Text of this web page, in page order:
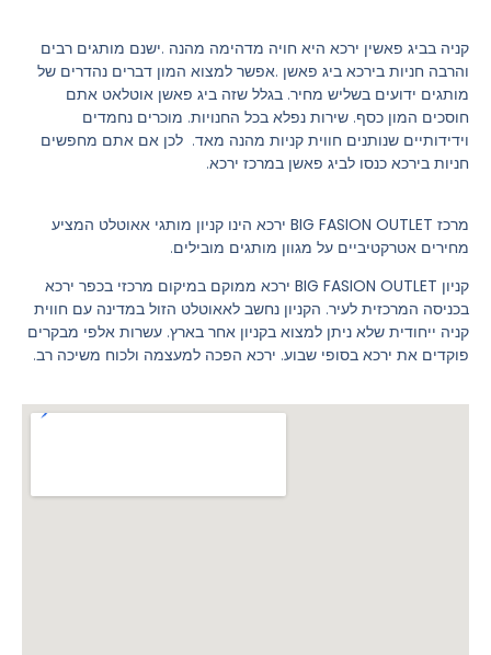
קניה בביג פאשין ירכא היא חויה מדהימה מהנה .ישנם מותגים רבים
והרבה חניות בירכא ביג פאשן .אפשר למצוא המון דברים נהדרים של
מותגים ידועים בשליש מחיר. בגלל שזה ביג פאשן אוטלאט אתם
חוסכים המון כסף. שירות נפלא בכל החנויות. מוכרים נחמדים
וידידותיים שנותנים חווית קניות מהנה מאד. לכן אם אתם מחפשים
חניות בירכא כנסו לביג פאשן במרכז ירכא.‬
מרכז BIG FASION OUTLET ירכא הינו קניון מותגי אאוטלט המציע
מחירים אטרקטיביים על מגוון מותגים מובילים.
קניון BIG FASION OUTLET ירכא ממוקם במיקום מרכזי בכפר ירכא
בכניסה המרכזית לעיר. הקניון נחשב לאאוטלט הזול במדינה עם חווית
קניה ייחודית שלא ניתן למצוא בקניון אחר בארץ. עשרות אלפי מבקרים
פוקדים את ירכא בסופי שבוע. ירכא הפכה למעצמה ולכוח משיכה רב.